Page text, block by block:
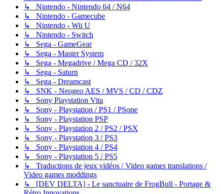
↳ Nintendo - Nintendo 64 / N64
↳ Nintendo - Gamecube
↳ Nintendo - Wii U
↳ Nintendo - Switch
↳ Sega - GameGear
↳ Sega - Master System
↳ Sega - Megadrive / Mega CD / 32X
↳ Sega - Saturn
↳ Sega - Dreamcast
↳ SNK - Neogeo AES / MVS / CD / CDZ
↳ Sony Playstation Vita
↳ Sony - Playstation / PS1 / PSone
↳ Sony - Playstation PSP
↳ Sony - Playstation 2 / PS2 / PSX
↳ Sony - Playstation 3 / PS3
↳ Sony - Playstation 4 / PS4
↳ Sony - Playstation 5 / PS5
↳ Traductions de jeux vidéos / Video games translations /
Video games moddings
↳ [DEV DELTA] - Le sanctuaire de FrogBull - Portage &